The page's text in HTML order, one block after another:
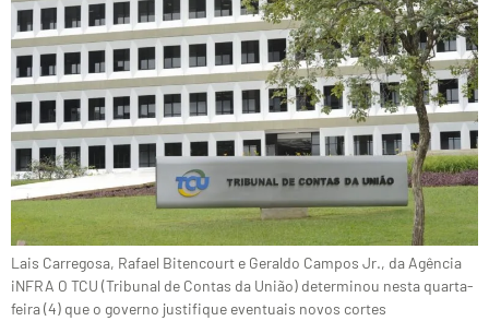
Lais Carregosa, Rafael Bitencourt e Geraldo Campos Jr., da Agência
iNFRA O TCU (Tribunal de Contas da União) determinou nesta quarta-
feira (4) que o governo justifique eventuais novos cortes